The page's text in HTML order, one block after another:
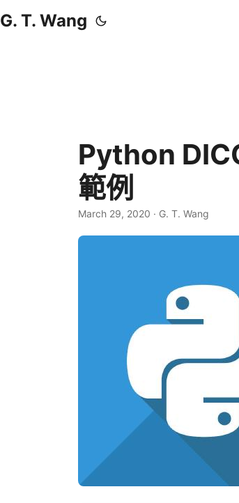
G. T. Wang
Python
範例
March 29, 2020 · G. T. Wang